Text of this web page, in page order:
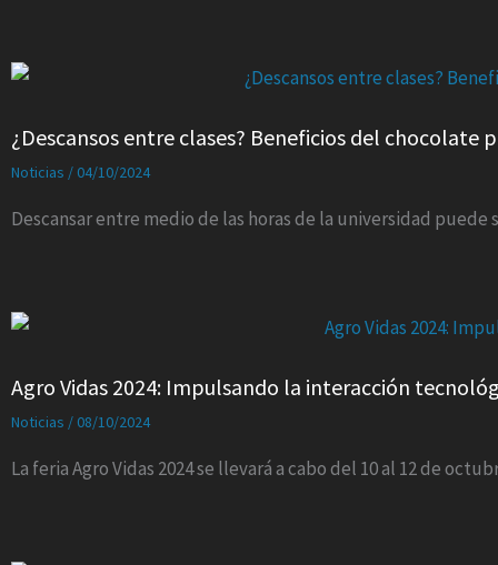
¿Descansos entre clases? Beneficios del
Noticias / 04/10/2024
Descansar entre medio de las horas de la universidad
Agro Vidas 2024: Impulsando la interacción
Noticias / 08/10/2024
La feria Agro Vidas 2024 se llevará a cabo del 10 al 12 de